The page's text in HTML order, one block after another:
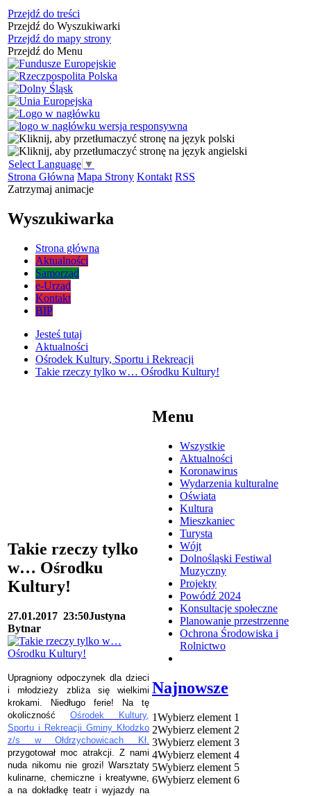
Przejdź do treści
Przejdź do Wyszukiwarki
Przejdź do mapy strony
Przejdź do Menu
Select Language ▼
Strona Główna Mapa Strony Kontakt RSS
Zatrzymaj animacje
Wyszukiwarka
Strona główna
Aktualności
Samorząd
e-Urząd
Kontakt
BIP
Jesteś tutaj
Aktualności
Ośrodek Kultury, Sportu i Rekreacji
Takie rzeczy tylko w… Ośrodku Kultury!
Takie rzeczy tylko
w… Ośrodku
Kultury!
27.01.2017 23:50Justyna
Bytnar
Upragniony odpoczynek dla dzieci
i młodzieży zbliża się wielkimi
krokami. Niedługo ferie! Na tę
okoliczność
Ośrodek Kultury,
Sportu i Rekreacji Gminy Kłodzko
z/s w Ołdrzychowicach Kł.
przygotował moc atrakcji. Z nami
nuda nikomu nie grozi! Warsztaty
kulinarne, chemiczne i kreatywne,
a na dokładkę teatr i wyjazdy na
Menu
Wszystkie
Aktualności
Koronawirus
Wydarzenia kulturalne
Oświata
Kultura
Mieszkaniec
Turysta
Wójt
Dolnośląski Festiwal
Muzyczny
Projekty
Powódź 2024
Konsultacje społeczne
Planowanie przestrzenne
Ochrona Środowiska i
Rolnictwo
Najnowsze
1Wybierz element 1
2Wybierz element 2
3Wybierz element 3
4Wybierz element 4
5Wybierz element 5
6Wybierz element 6